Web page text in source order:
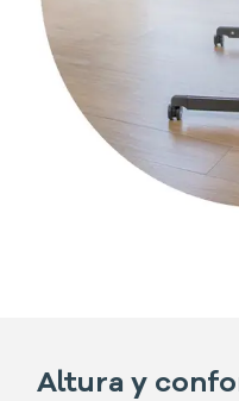
Altura y